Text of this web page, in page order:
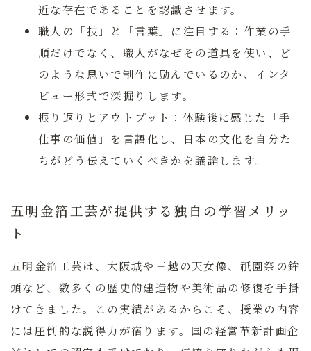
近な存在であることを認識させます。
職人の「技」と「言葉」に注目する： 作業の手
順だけでなく、職人がなぜその道具を使い、ど
のような思いで制作に励んでいるのか、インタ
ビュー形式で深掘りします。
振り返りとアウトプット： 体験後に感じた「手
仕事の価値」を言語化し、日本の文化を自分た
ちがどう伝えていくべきかを議論します。
五明金箔工芸が提供する独自の学習メリッ
ト
五明金箔工芸は、大阪城や三越の天女像、祇園祭の鉾
頭など、数多くの歴史的建造物や美術品の修復を手掛
けてきました。この実績があるからこそ、授業の内容
には圧倒的な説得力が宿ります。国の経営革新計画企